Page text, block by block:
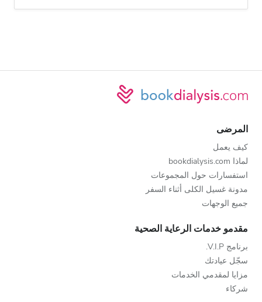
المرضى
كيف يعمل
لماذا bookdialysis.com
استفسارات حول المجموعات
مدونة غسيل الكلى أثناء السفر
جميع الوجهات
مقدمو خدمات الرعاية الصحية
برنامج V.I.P.
سجّل عيادتك
مزايا لمقدمي الخدمات
شركاء